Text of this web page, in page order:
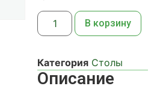
В корзину
Категория Столы
Описание